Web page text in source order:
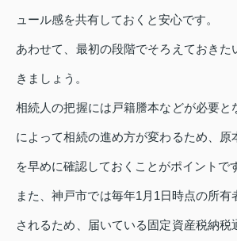
ュール感を共有しておくと安心です。
あわせて、最初の段階でそろえておきた
きましょう。
相続人の把握には戸籍謄本などが必要と
によって相続の進め方が変わるため、原
を早めに確認しておくことがポイントで
また、神戸市では毎年1月1日時点の所有
されるため、届いている固定資産税納税